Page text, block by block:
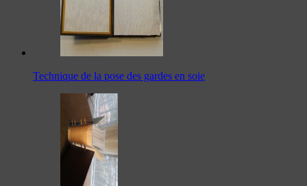
Technique de la pose des gardes en soie